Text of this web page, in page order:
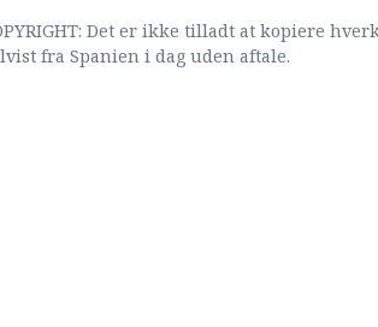
Det er ikke tilladt at kopiere
fra Spanien i dag uden aftale.